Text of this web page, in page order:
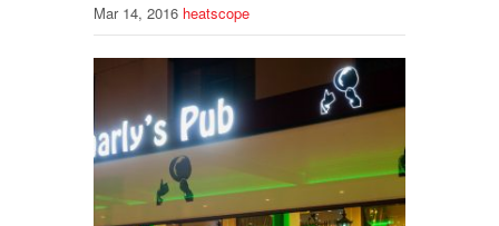
Mar 14, 2016 heatscope